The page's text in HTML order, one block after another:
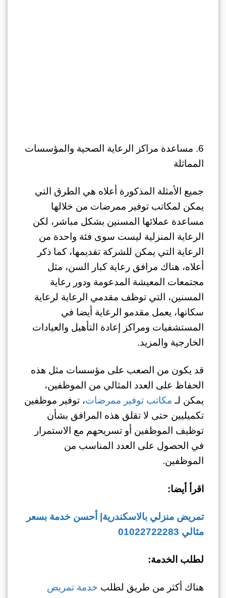
6. مساعدة مراكز الرعاية الصحية والمؤسسات
المماثلة
جميع الأمثلة المذكورة أعلاه هي الطرق التي
يمكن لمكاتب توفير ممرضات من خلالها
مساعدة عملائها المسنين بشكل مباشر، لكن
الرعاية المنزلية ليست سوى فئة واحدة من
الرعاية التي يمكن للشركة تقديمها، كما ذكر
أعلاه، هناك مرافق رعاية كبار السن، مثل
مجتمعات المعيشة المدعومة ودور رعاية
المسنين، التي توظف مقدمي الرعاية لرعاية
سكانها، يعمل مقدمو الرعاية أيضا في
المستشفيات ومراكز إعادة التأهيل والعيادات
الخارجية والمزيد.
قد يكون من الصعب على مؤسسات مثل هذه
الحفاظ على العدد المثالي من الموظفين،
يمكن لـ مكاتب توفير ممرضات، توفير موظفين
تكميليين حتى لا تقلق هذه المرافق بشأن
توظيف الموظفين أو تسريحهم مع الاستمرار
في الحصول على العدد المناسب من
الموظفين.
اقرأ أيضا:
تمريض منزلي بالاسكندرية| أحسن خدمة بسعر
مثالي 01022722283
لطلب الخدمة:
هناك أكثر من طريق لطلب خدمة تمريض